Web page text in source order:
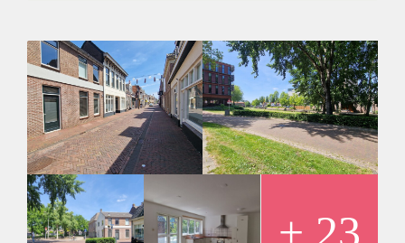
Indeling
Op de begane grond bevindt zich een hal, ruime leefruimte,
slaapkamer, toilet, douche en wastafel. Achter het huis
bevindt zich een ruime achtertuin. Op de eerste verdieping
bevindt zich een ruime woonkeuken.
Huurprijs
€1.075,- inclusief g/w/e. Huurtoeslag mogelijk.
+ 23